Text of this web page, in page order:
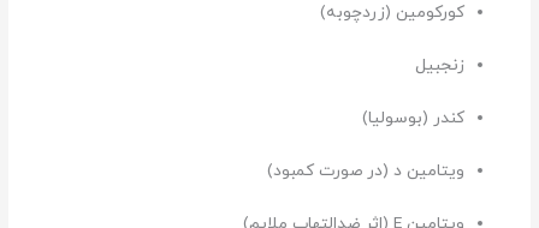
کورکومین (زردچوبه)
زنجبیل
کندر (بوسولیا)
ویتامین د (در صورت کمبود)